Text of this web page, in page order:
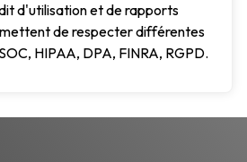
d'utilisation et de rapports
de respecter différentes
HIPAA, DPA, FINRA, RGPD.